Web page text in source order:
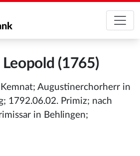
Leopold (1765)
Augustinerchorherr in
1792.06.02. Primiz; nach
in Behlingen;